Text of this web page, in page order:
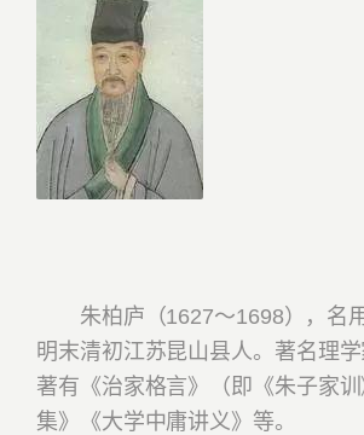
朱柏庐（1627～1698），名
明末清初江苏昆山县人。著名理学
著有《治家格言》（即《朱子家
集》《大学中庸讲义》等。